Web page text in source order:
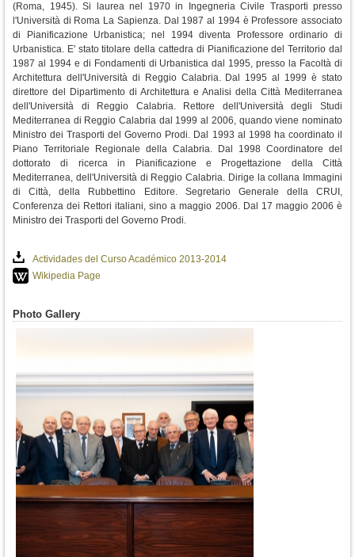
(Roma, 1945). Si laurea nel 1970 in Ingegneria Civile Trasporti presso
l'Università di Roma La Sapienza. Dal 1987 al 1994 è Professore associato
di Pianificazione Urbanistica; nel 1994 diventa Professore ordinario di
Urbanistica. E' stato titolare della cattedra di Pianificazione del Territorio dal
1987 al 1994 e di Fondamenti di Urbanistica dal 1995, presso la Facoltà di
Architettura dell'Università di Reggio Calabria. Dal 1995 al 1999 è stato
direttore del Dipartimento di Architettura e Analisi della Città Mediterranea
dell'Università di Reggio Calabria. Rettore dell'Università degli Studi
Mediterranea di Reggio Calabria dal 1999 al 2006, quando viene nominato
Ministro dei Trasporti del Governo Prodi. Dal 1993 al 1998 ha coordinato il
Piano Territoriale Regionale della Calabria. Dal 1998 Coordinatore del
dottorato di ricerca in Pianificazione e Progettazione della Città
Mediterranea, dell'Università di Reggio Calabria. Dirige la collana Immagini
di Città, della Rubbettino Editore. Segretario Generale della CRUI,
Conferenza dei Rettori italiani, sino a maggio 2006. Dal 17 maggio 2006 è
Ministro dei Trasporti del Governo Prodi.
Actividades del Curso Académico 2013-2014
Wikipedia Page
Photo Gallery